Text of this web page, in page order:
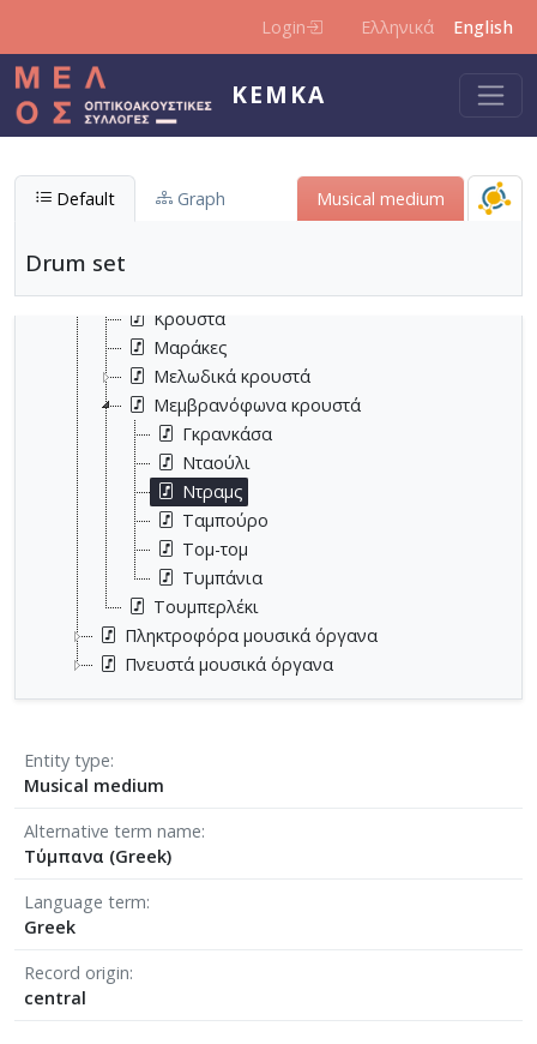
Login Ελληνικά English
KEMKA
Default Graph Μusical medium
Drum set
Έγχορδα μουσικά όργανα
Ηλεκτρονικά μουσικά μέσα
Κρουστά
Μαράκες
Μελωδικά κρουστά
Μεμβρανόφωνα κρουστά
Γκρανκάσα
Νταούλι
Ντραμς
Ταμπούρο
Τομ-τομ
Τυμπάνια
Τουμπερλέκι
Πληκτροφόρα μουσικά όργανα
Πνευστά μουσικά όργανα
Entity type
Musical medium
Alternative term name
Τύμπανα (Greek)
Language term
Greek
Record origin
central